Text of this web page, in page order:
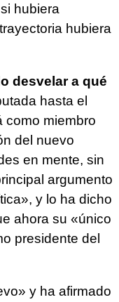
hubiera
hubiera
desvelar a qué
hasta el
como miembro
del nuevo
en mente, sin
argumento
y lo ha dicho
ahora su «único
presidente del
y ha afirmado